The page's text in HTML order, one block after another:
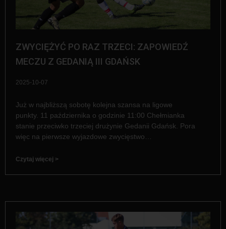
ZWYCIĘŻYĆ PO RAZ TRZECI: ZAPOWIEDŹ
MECZU Z GEDANIĄ III GDAŃSK
2025-10-07
Już w najbliższą sobotę kolejna szansa na ligowe
punkty. 11 października o godzinie 11:00 Chełmianka
stanie przeciwko trzeciej drużynie Gedanii Gdańsk. Pora
więc na pierwsze wyjazdowe zwycięstwo…
Czytaj więcej >